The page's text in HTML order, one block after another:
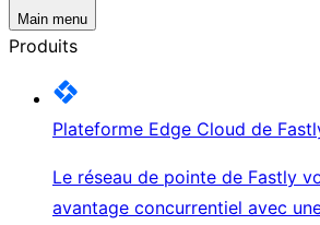
Main menu
Produits
Plateforme Edge Cloud de
Le réseau de pointe de Fastly
avantage concurrentiel avec